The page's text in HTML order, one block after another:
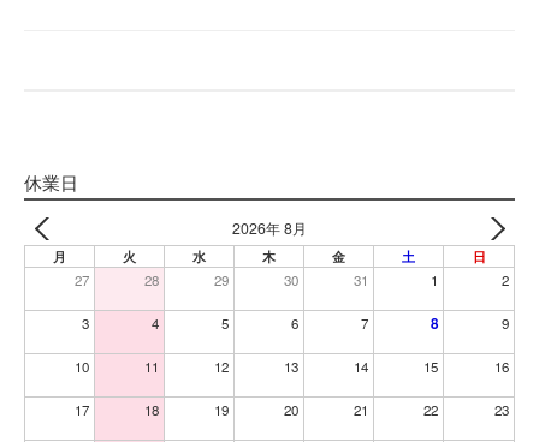
休業日
2026年 8月
月 火 水 木 金 土
日
27
28 29 30 31 1 2
3 4 5 6 7 8 9
10 11 12 13 14 15 16
17 18 19 20 21 22 23